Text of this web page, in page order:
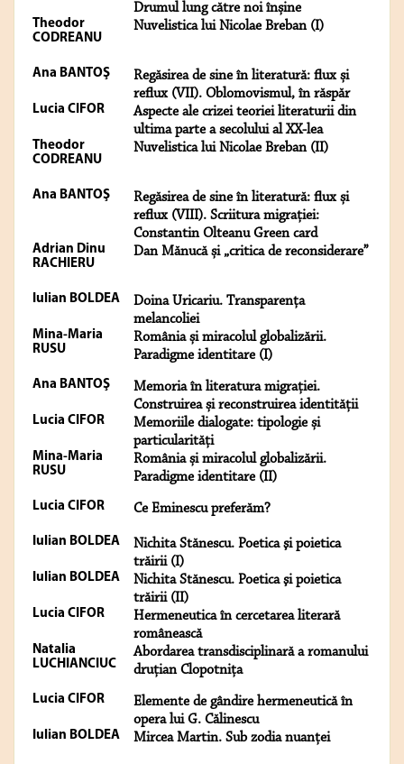
Drumul lung către noi înșine
Theodor
CODREANU
Nuvelistica lui Nicolae Breban (I)
Ana BANTOŞ
Regăsirea de sine în literatură: flux și
reflux (VII). Oblomovismul, în răspăr
Lucia CIFOR
Aspecte ale crizei teoriei literaturii din
ultima parte a secolului al XX-lea
Theodor
CODREANU
Nuvelistica lui Nicolae Breban (II)
Ana BANTOŞ
Regăsirea de sine în literatură: flux și
reflux (VIII). Scriitura migrației:
Constantin Olteanu Green card
Adrian Dinu
RACHIERU
Dan Mănucă și „critica de reconsiderare”
Iulian BOLDEA
Doina Uricariu. Transparența
melancoliei
Mina-Maria
RUSU
România și miracolul globalizării.
Paradigme identitare (I)
Ana BANTOŞ
Memoria în literatura migrației.
Construirea și reconstruirea identității
Lucia CIFOR
Memoriile dialogate: tipologie și
particularități
Mina-Maria
RUSU
România și miracolul globalizării.
Paradigme identitare (II)
Lucia CIFOR Ce Eminescu preferăm?
Iulian BOLDEA
Nichita Stănescu. Poetica şi poietica
trăirii (I)
Iulian BOLDEA
Nichita Stănescu. Poetica şi poietica
trăirii (II)
Lucia CIFOR
Hermeneutica în cercetarea literară
românească
Natalia
LUCHIANCIUC
Abordarea transdisciplinară a romanului
druțian Clopotnița
Lucia CIFOR
Elemente de gândire hermeneutică în
opera lui G. Călinescu
Iulian BOLDEA Mircea Martin. Sub zodia nuanței